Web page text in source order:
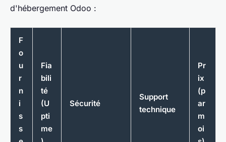
d'hébergement Odoo :
F
o
u
r
n
i
s
s
Fia
bili
té
(U
pti
me
Sécurité
Support
technique
Pr
ix
(p
ar
m
oi